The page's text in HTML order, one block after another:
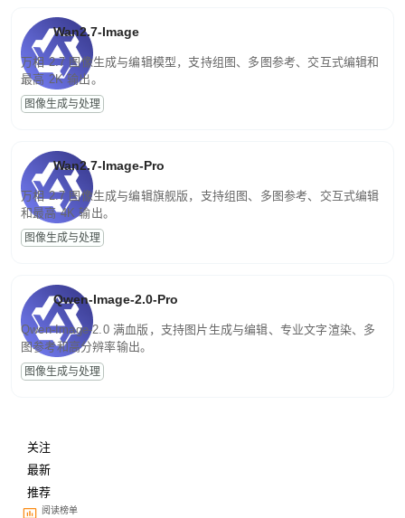
Wan2.7-Image
万相 2.7 图像生成与编辑模型，支持组图、多图参考、交互式编辑和
最高 2K 输出。
图像生成与处理
Wan2.7-Image-Pro
万相 2.7 图像生成与编辑旗舰版，支持组图、多图参考、交互式编辑
和最高 4K 输出。
图像生成与处理
Qwen-Image-2.0-Pro
Qwen-Image-2.0 满血版，支持图片生成与编辑、专业文字渲染、多
图参考和高分辨率输出。
图像生成与处理
关注
最新
推荐
阅读榜单